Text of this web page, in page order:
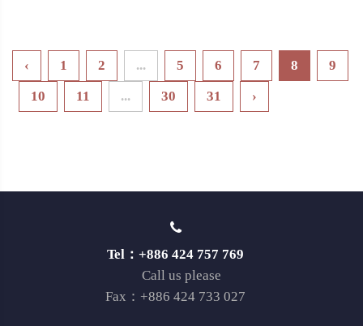
‹ 1 2 ... 5 6 7 8
9
10
11 ... 30 31 ›
Tel：+886 424 757 769
Call us please
Fax：+886 424 733 027